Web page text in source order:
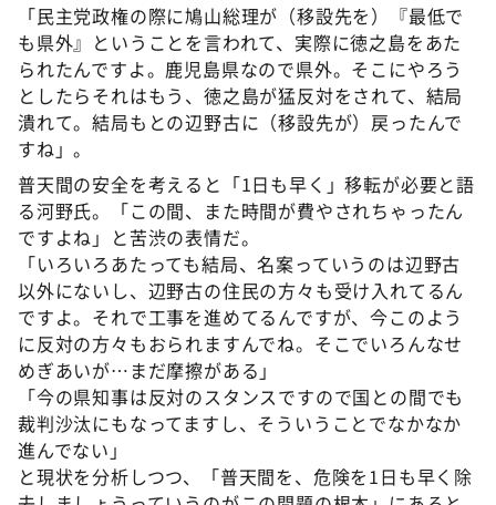
「民主党政権の際に鳩山総理が（移設先を）『最低で
も県外』ということを言われて、実際に徳之島をあた
られたんですよ。鹿児島県なので県外。そこにやろう
としたらそれはもう、徳之島が猛反対をされて、結局
潰れて。結局もとの辺野古に（移設先が）戻ったんで
すね」。
普天間の安全を考えると「1日も早く」移転が必要と語
る河野氏。「この間、また時間が費やされちゃったん
ですよね」と苦渋の表情だ。
「いろいろあたっても結局、名案っていうのは辺野古
以外にないし、辺野古の住民の方々も受け入れてるん
ですよ。それで工事を進めてるんですが、今このよう
に反対の方々もおられますんでね。そこでいろんなせ
めぎあいが…まだ摩擦がある」
「今の県知事は反対のスタンスですので国との間でも
裁判沙汰にもなってますし、そういうことでなかなか
進んでない」
と現状を分析しつつ、「普天間を、危険を1日も早く除